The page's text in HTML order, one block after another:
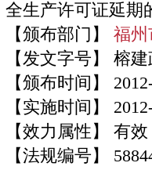
全生产许可证延期
【颁布部门】 福州
【发文字号】 榕
【颁布时间】
【实施时间】
【效力属性】 有效
【法规编号】